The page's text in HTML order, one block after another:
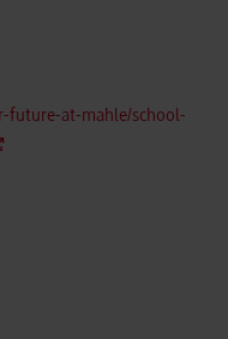
future-at-mahle/school-